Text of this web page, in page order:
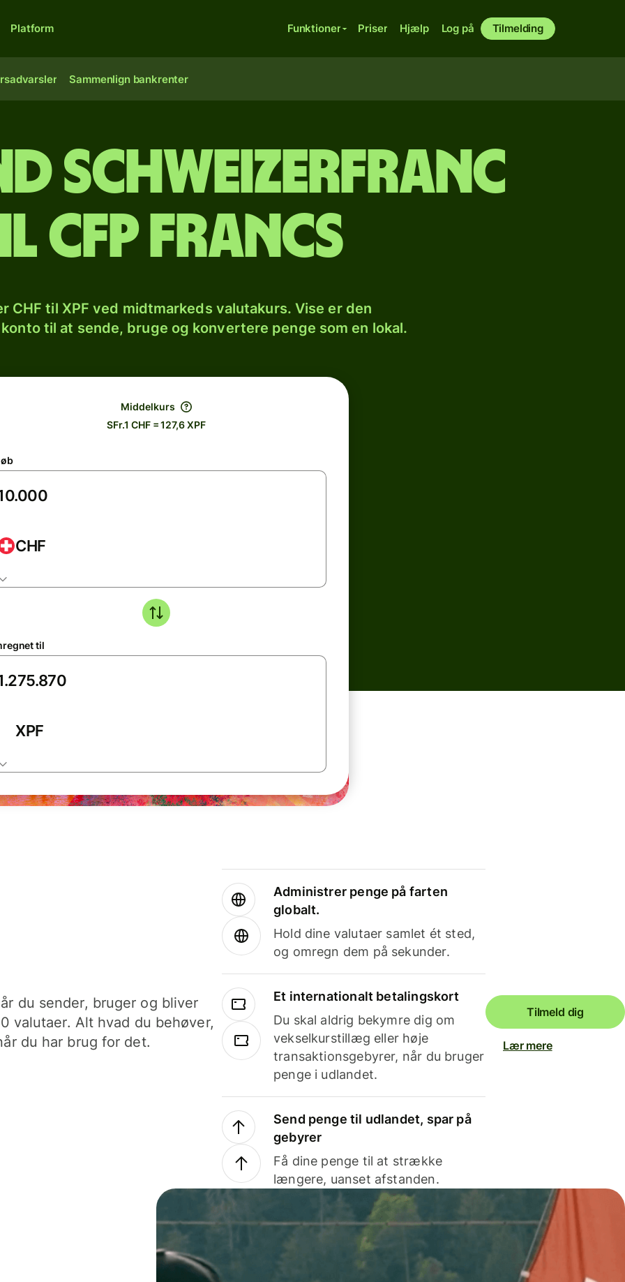
Platform Funktioner Priser Hjælp Log på Tilmelding
Sammenlign bankrenter
schweizerfranc
CFP francs
CHF til XPF ved midtmarkeds valutakurs. Vise er den
til at sende, bruge og konvertere penge som en lokal.
Middelkurs
SFr.1 CHF = 127,6 XPF
CHF
til
XPF
du sender, bruger og bliver
valutaer. Alt hvad du behøver,
du har brug for det.
Administrer penge på farten
globalt.
Hold dine valutaer samlet ét sted,
og omregn dem på sekunder.
Et internationalt betalingskort
Du skal aldrig bekymre dig om
vekselkurstillæg eller høje
transaktionsgebyrer, når du bruger
penge i udlandet.
Send penge til udlandet, spar på
gebyrer
Få dine penge til at strække
længere, uanset afstanden.
Tilmeld dig
Lær mere